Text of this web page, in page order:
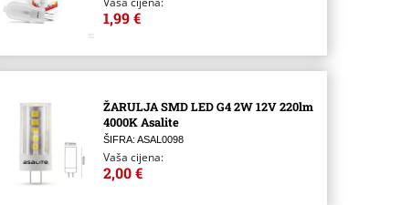
1,99 €
ŽARULJA SMD LED G4 2W 12V 220lm
4000K Asalite
ŠIFRA: ASAL0098
Vaša cijena:
2,00 €